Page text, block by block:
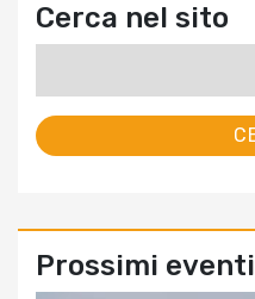
Cerca nel sito
Prossimi eventi